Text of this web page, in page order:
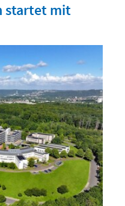
startet mit